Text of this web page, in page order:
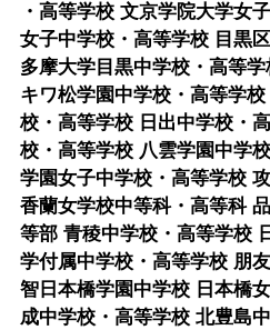
・高等学校 文京学院大学女
女子中学校・高等学校 目黒
多摩大学目黒中学校・高等
キワ松学園中学校・高等学
校・高等学校 日出中学校・
校・高等学校 八雲学園中学
学園女子中学校・高等学校
香蘭女学校中等科・高等科
等部 青稜中学校・高等学校
学付属中学校・高等学校 朋
智日本橋学園中学校 日本橋
成中学校・高等学校 北豊島